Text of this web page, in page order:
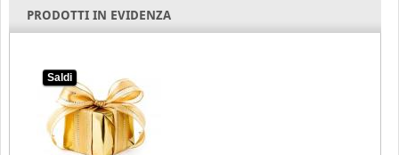
PRODOTTI IN EVIDENZA
Saldi